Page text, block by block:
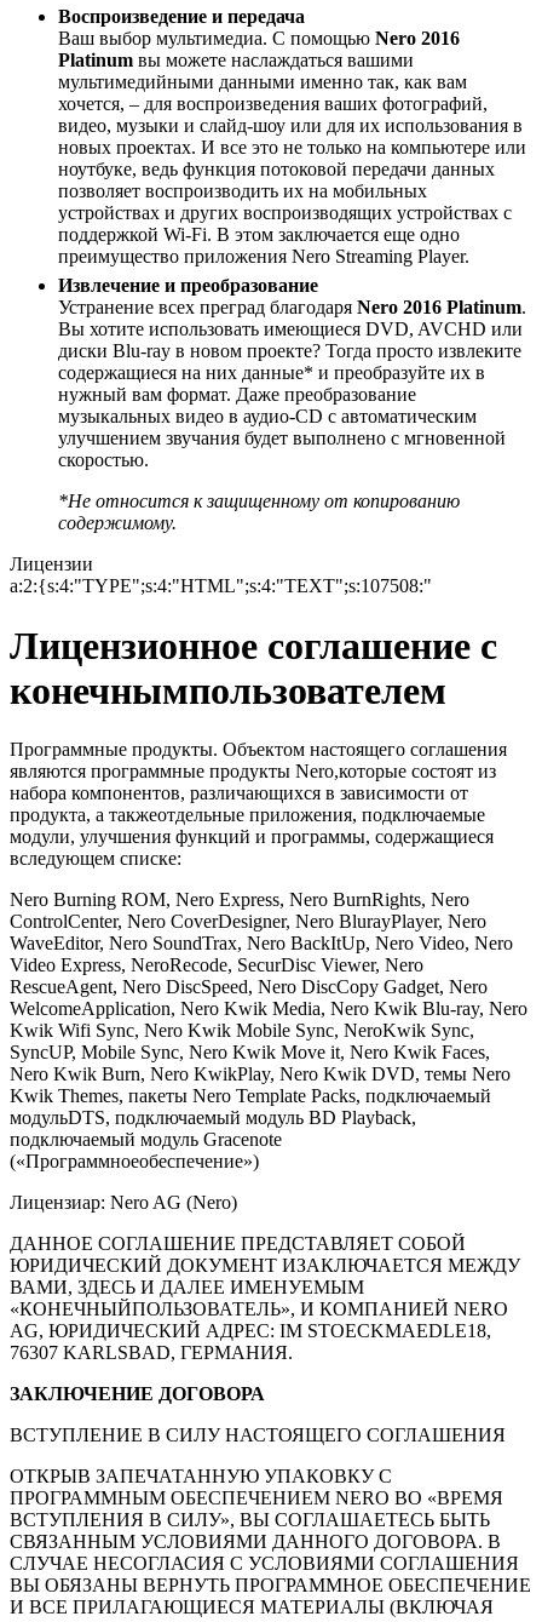
Воспроизведение и передача
Ваш выбор мультимедиа. С помощью Nero 2016
Platinum вы можете наслаждаться вашими
мультимедийными данными именно так, как вам
хочется, – для воспроизведения ваших фотографий,
видео, музыки и слайд-шоу или для их использования в
новых проектах. И все это не только на компьютере или
ноутбуке, ведь функция потоковой передачи данных
позволяет воспроизводить их на мобильных
устройствах и других воспроизводящих устройствах с
поддержкой Wi-Fi. В этом заключается еще одно
преимущество приложения Nero Streaming Player.
Извлечение и преобразование
Устранение всех преград благодаря Nero 2016 Platinum.
Вы хотите использовать имеющиеся DVD, AVCHD или
диски Blu-ray в новом проекте? Тогда просто извлеките
содержащиеся на них данные* и преобразуйте их в
нужный вам формат. Даже преобразование
музыкальных видео в аудио-CD с автоматическим
улучшением звучания будет выполнено с мгновенной
скоростью.
*Не относится к защищенному от копированию
содержимому.
Лицензии
a:2:{s:4:"TYPE";s:4:"HTML";s:4:"TEXT";s:107508:"
Лицензионное соглашение с
конечнымпользователем
Программные продукты. Объектом настоящего соглашения
являются программные продукты Nero,которые состоят из
набора компонентов, различающихся в зависимости от
продукта, а такжеотдельные приложения, подключаемые
модули, улучшения функций и программы, содержащиеся
вследующем списке:
Nero Burning ROM, Nero Express, Nero BurnRights, Nero
ControlCenter, Nero CoverDesigner, Nero BlurayPlayer, Nero
WaveEditor, Nero SoundTrax, Nero BackItUp, Nero Video, Nero
Video Express, NeroRecode, SecurDisc Viewer, Nero
RescueAgent, Nero DiscSpeed, Nero DiscCopy Gadget, Nero
WelcomeApplication, Nero Kwik Media, Nero Kwik Blu-ray, Nero
Kwik Wifi Sync, Nero Kwik Mobile Sync, NeroKwik Sync,
SyncUP, Mobile Sync, Nero Kwik Move it, Nero Kwik Faces,
Nero Kwik Burn, Nero KwikPlay, Nero Kwik DVD, темы Nero
Kwik Themes, пакеты Nero Template Packs, подключаемый
модульDTS, подключаемый модуль BD Playback,
подключаемый модуль Gracenote
(«Программноеобеспечение»)
Лицензиар: Nero AG (Nero)
ДАННОЕ СОГЛАШЕНИЕ ПРЕДСТАВЛЯЕТ СОБОЙ
ЮРИДИЧЕСКИЙ ДОКУМЕНТ ИЗАКЛЮЧАЕТСЯ МЕЖДУ
ВАМИ, ЗДЕСЬ И ДАЛЕЕ ИМЕНУЕМЫМ
«КОНЕЧНЫЙПОЛЬЗОВАТЕЛЬ», И КОМПАНИЕЙ NERO
AG, ЮРИДИЧЕСКИЙ АДРЕС: IM STOECKMAEDLE18,
76307 KARLSBAD, ГЕРМАНИЯ.
ЗАКЛЮЧЕНИЕ ДОГОВОРА
ВСТУПЛЕНИЕ В СИЛУ НАСТОЯЩЕГО СОГЛАШЕНИЯ
ОТКРЫВ ЗАПЕЧАТАННУЮ УПАКОВКУ С
ПРОГРАММНЫМ ОБЕСПЕЧЕНИЕМ NERO ВО «ВРЕМЯ
ВСТУПЛЕНИЯ В СИЛУ», ВЫ СОГЛАШАЕТЕСЬ БЫТЬ
СВЯЗАННЫМ УСЛОВИЯМИ ДАННОГО ДОГОВОРА. В
СЛУЧАЕ НЕСОГЛАСИЯ С УСЛОВИЯМИ СОГЛАШЕНИЯ
ВЫ ОБЯЗАНЫ ВЕРНУТЬ ПРОГРАММНОЕ ОБЕСПЕЧЕНИЕ
И ВСЕ ПРИЛАГАЮЩИЕСЯ МАТЕРИАЛЫ (ВКЛЮЧАЯ